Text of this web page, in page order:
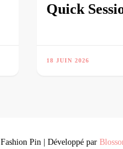
Quick
18 JUIN 2026
Fashion Pin | Développé par